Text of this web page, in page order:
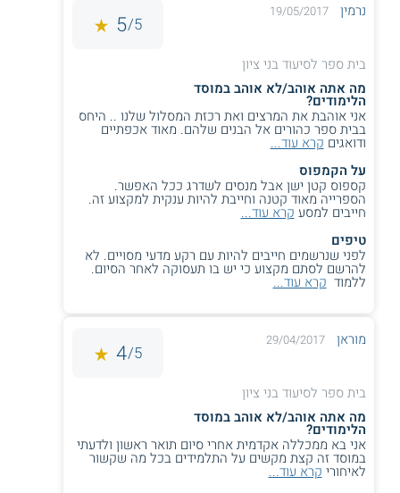
נרמין 19/05/2017
5/
5
בית ספר לסיעוד בני ציון
מה אתה אוהב/לא אוהב במוסד
הלימודים?
אני אוהבת את המרצים ואת רכזת המסלול שלנו .. היחס
בבית ספר כהורים אל הבנים שלהם. מאוד אכפתיים
ודואגים קרא עוד...
על הקמפוס
קספוס קטן ישן אבל מנסים לשדרג ככל האפשר.
הספרייה מאוד קטנה וחייבת להיות ענקית למקצוע זה.
חייבים למסע קרא עוד...
טיפים
לפני שנרשמים חייבים להיות עם רקע מדעי מסויים. לא
להרשם לסתם מקצוע כי יש בו תעסוקה לאחר הסיום.
ללמוד קרא עוד...
מוראן 29/04/2017
5/
4
בית ספר לסיעוד בני ציון
מה אתה אוהב/לא אוהב במוסד
הלימודים?
אני בא ממכללה אקדמית אחרי סיום תואר ראשון ולדעתי
במוסד זה קצת מקשים על התלמידים בכל מה שקשור
לאיחורי קרא עוד...